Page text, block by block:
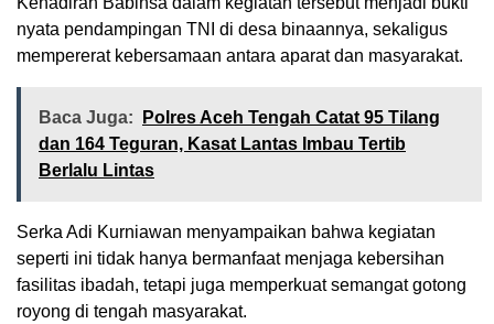
nyata pendampingan TNI di desa binaannya, sekaligus
mempererat kebersamaan antara aparat dan masyarakat.
Baca Juga:
Polres Aceh Tengah Catat 95 Tilang
dan 164 Teguran, Kasat Lantas Imbau Tertib
Berlalu Lintas
Serka Adi Kurniawan menyampaikan bahwa kegiatan
seperti ini tidak hanya bermanfaat menjaga kebersihan
fasilitas ibadah, tetapi juga memperkuat semangat gotong
royong di tengah masyarakat.